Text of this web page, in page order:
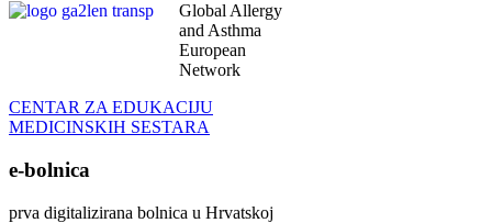
Global Allergy
and Asthma
European
Network
CENTAR ZA EDUKACIJU
MEDICINSKIH SESTARA
e-bolnica
prva digitalizirana bolnica u Hrvatskoj